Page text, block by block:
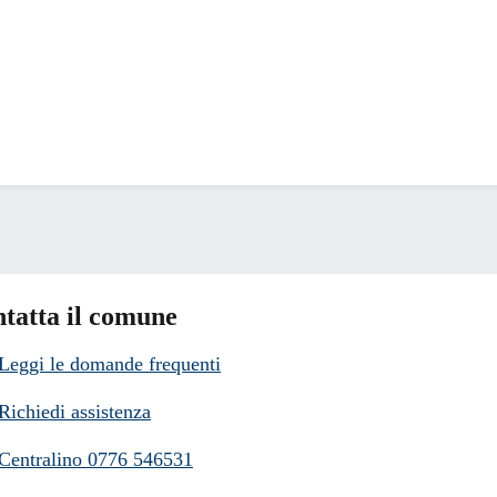
il comune
le domande frequenti
assistenza
0776 546531